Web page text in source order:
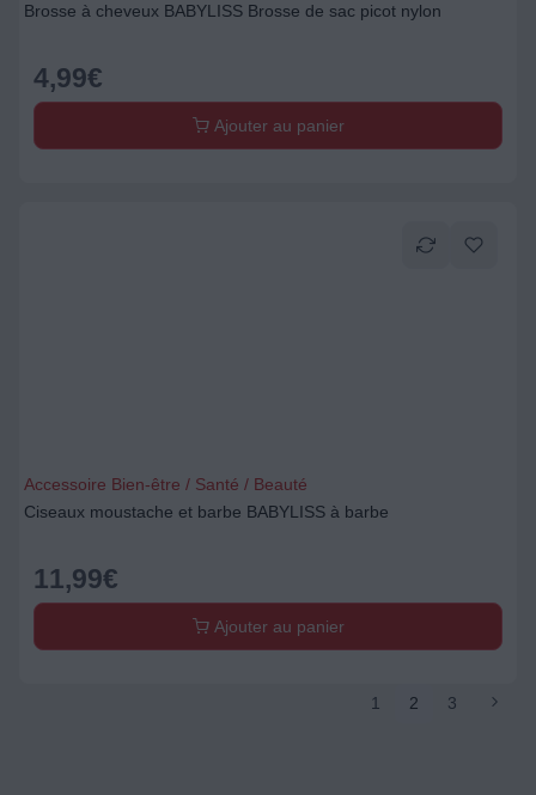
Brosse à cheveux BABYLISS Brosse de sac picot nylon
4,99€
Ajouter au panier
Accessoire Bien-être / Santé / Beauté
Ciseaux moustache et barbe BABYLISS à barbe
11,99€
Ajouter au panier
1 2 3